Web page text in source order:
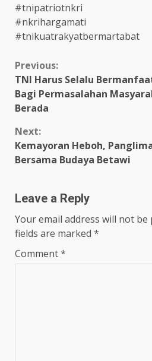
#tnipatriotnkri
#nkrihargamati
#tnikuatrakyatbermartabat
Continue
Reading
Previous:
TNI Harus Selalu
Bagi Permasalahan
Berada
Next:
Kemayoran Heboh,
Bersama Budaya Betawi
Leave a Reply
Your email address will not be
fields are marked *
Comment*